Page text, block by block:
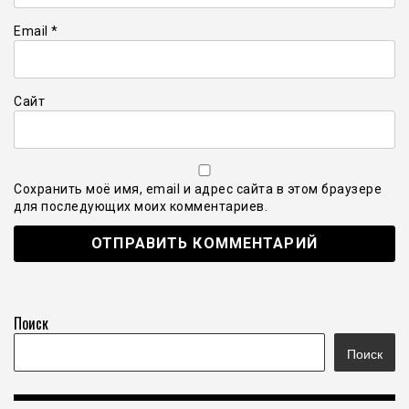
Email *
Сайт
Сохранить моё имя, email и адрес сайта в этом браузере
для последующих моих комментариев.
Поиск
Поиск